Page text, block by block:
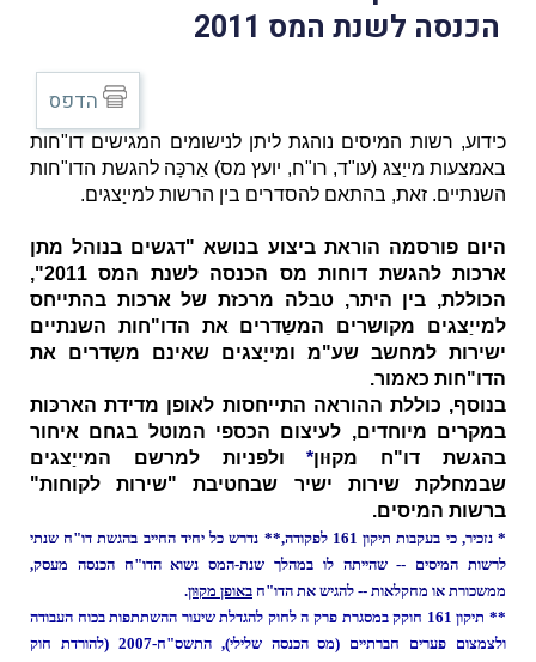
הכנסה לשנת המס 2011
כידוע, רשות המיסים נוהגת ליתן לנישומים המגישים דו"חות
באמצעות מייַצג (עו"ד, רו"ח, יועץ מס) אַרכָּה להגשת הדו"חות
השנתיים. זאת, בהתאם להסדרים בין הרשות למייַצגים.
היום פורסמה הוראת ביצוע בנושא "דגשים בנוהל מתן
ארכות להגשת דוחות מס הכנסה לשנת המס 2011",
הכוללת, בין היתר, טבלה מרכזת של ארכות בהתייחס
למייַצגים מקושרים המשַדרים את הדו"חות השנתיים
ישירות למחשב שע"מ ומייַצגים שאינם משַדרים את
הדו"חות כאמור.
בנוסף, כוללת ההוראה התייחסות לאופן מדידת הארכּות
במקרים מיוחדים, לעיצום הכספי המוטל בגחם איחור
בהגשת דו"ח מקוּון*ולפניות למרשם המייַצגים
שבמחלקת שירות ישיר שבחטיבת "שירות לקוחות"
ברשות המיסים.
* נזכיר, כי בעקבות תיקון 161 לפקודה,* * נדרש כל יחיד החייב בהגשת דו"ח שנתי
לרשות המיסים -- שהייתה לו במהלך שנת-המס נשוא הדו"ח הכנסה מעסק,
ממשכורת או מחקלאות -- להגיש את הדו"ח באופן מקוּון.
** תיקון 161 חוקק במסגרת פרק ה לחוק להגדלת שיעור ההשתתפות בכוח העבודה
ולצמצום פערים חברתיים (מס הכנסה שלילי), התשס"ח-2007 (להורדת חוק